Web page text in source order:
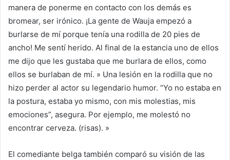
manera de ponerme en contacto con los demás es
bromear, ser irónico. ¡La gente de Wauja empezó a
burlarse de mí porque tenía una rodilla de 20 pies de
ancho! Me sentí herido. Al final de la estancia uno de ellos
me dijo que les gustaba que me burlara de ellos, como
ellos se burlaban de mí. » Una lesión en la rodilla que no
hizo perder al actor su legendario humor. “Yo no estaba en
la postura, estaba yo mismo, con mis molestias, mis
emociones”, asegura. Por ejemplo, me molestó no
encontrar cerveza. (risas). »
El comediante belga también comparó su visión de las